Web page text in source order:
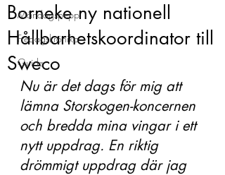
Måndagspepp
Fredagskrönika
Guide
Borneke ny nationell
Hållbarhetskoordinator till
Sweco
Nu är det dags för mig att
lämna Storskogen-koncernen
och bredda mina vingar i ett
nytt uppdrag. En riktig
drömmigt uppdrag där jag